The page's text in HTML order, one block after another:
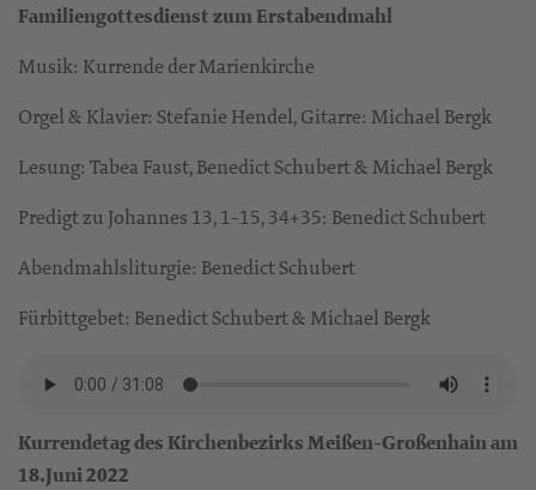
Familiengottesdienst zum Erstabendmahl
Musik: Kurrende der Marienkirche
Orgel & Klavier: Stefanie Hendel, Gitarre: Michael Bergk
Lesung: Tabea Faust, Benedict Schubert & Michael Bergk
Predigt zu Johannes 13, 1-15, 34+35: Benedict Schubert
Abendmahlsliturgie: Benedict Schubert
Fürbittgebet: Benedict Schubert & Michael Bergk
Kurrendetag des Kirchenbezirks Meißen-Großenhain am
18.Juni 2022